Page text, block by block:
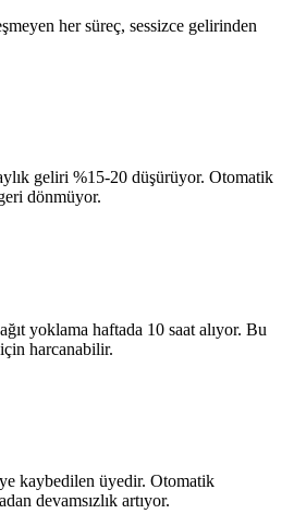
her süreç, sessizce gelirinden
geliri %15-20 düşürüyor. Otomatik
dönmüyor.
yoklama haftada 10 saat alıyor. Bu
harcanabilir.
kaybedilen üyedir. Otomatik
devamsızlık artıyor.